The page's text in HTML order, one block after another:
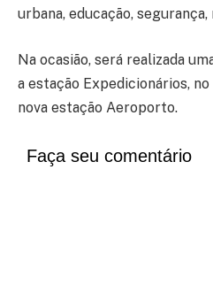
urbana, educação, segurança,
Na ocasião, será realizada
a estação Expedicionários,
nova estação Aeroporto.
Faça seu comentário